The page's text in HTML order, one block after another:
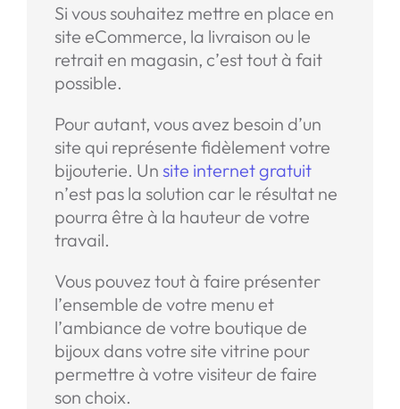
Si vous souhaitez mettre en place en
site eCommerce, la livraison ou le
retrait en magasin, c’est tout à fait
possible.
Pour autant, vous avez besoin d’un
site qui représente fidèlement votre
bijouterie. Unsite internet gratuit
n’est pas la solution car le résultat ne
pourra être à la hauteur de votre
travail.
Vous pouvez tout à faire présenter
l’ensemble de votre menu et
l’ambiance de votre boutique de
bijoux dans votre site vitrine pour
permettre à votre visiteur de faire
son choix.